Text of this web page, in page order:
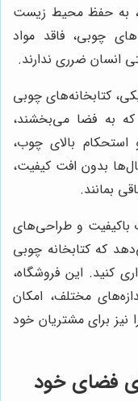
به حفظ محیط زیست
چوبی، فاقد مواد
انسان ضرری ندارند.
کتابخانه‌های چوبی
به فضا می‌بخشند،
استحکام بالای چوب،
بدون افت کیفیت،
بمانند.
باکیفیت و طراحی‌های
که کتابخانه چوبی
کنید. این فروشگاه،
مختلف، امکان
نیز برای مشتریان خود
فضای خود